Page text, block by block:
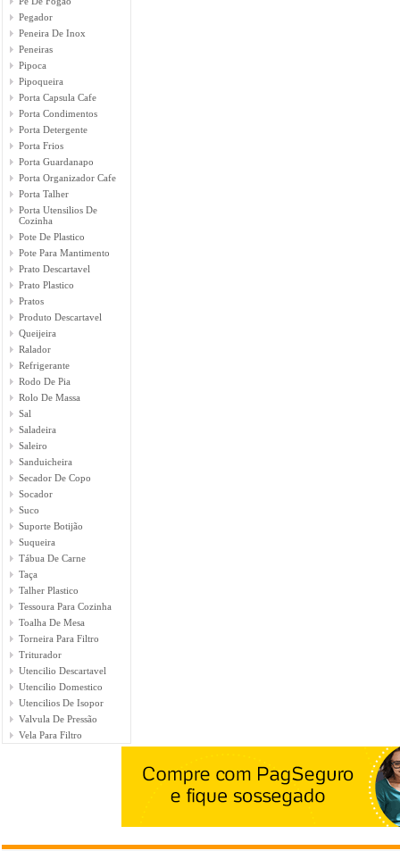
Pegador
Peneira De Inox
Peneiras
Pipoca
Pipoqueira
Porta Capsula Cafe
Porta Condimentos
Porta Detergente
Porta Frios
Porta Guardanapo
Porta Organizador Cafe
Porta Talher
Porta Utensilios De
Cozinha
Pote De Plastico
Pote Para Mantimento
Prato Descartavel
Prato Plastico
Pratos
Produto Descartavel
Queijeira
Ralador
Refrigerante
Rodo De Pia
Rolo De Massa
Sal
Saladeira
Saleiro
Sanduicheira
Secador De Copo
Socador
Suco
Suporte Botijão
Suqueira
Tábua De Carne
Taça
Talher Plastico
Tessoura Para Cozinha
Toalha De Mesa
Torneira Para Filtro
Triturador
Utencilio Descartavel
Utencilio Domestico
Utencilios De Isopor
Valvula De Pressão
Vela Para Filtro